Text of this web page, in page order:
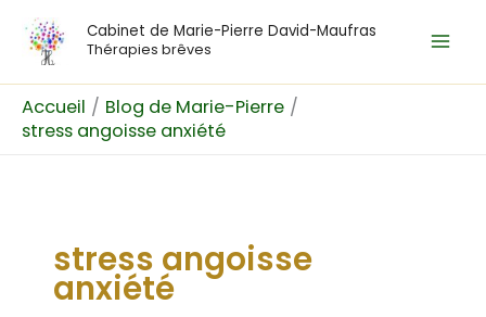
Aller
contenu
Cabinet de Marie-Pierre David-Maufras
Thérapies brêves
Accueil
Blog de Marie-Pierre
stress angoisse anxiété
stress angoisse
anxiété